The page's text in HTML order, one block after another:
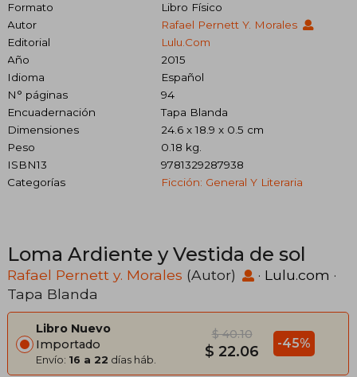
Formato
Libro Físico
Autor
Rafael Pernett Y. Morales
Editorial
Lulu.com
Año
2015
Idioma
Español
N° páginas
94
Encuadernación
Tapa Blanda
Dimensiones
24.6 x 18.9 x 0.5 cm
Peso
0.18 kg.
ISBN13
9781329287938
Categorías
Ficción: General Y Literaria
Loma Ardiente y Vestida de sol
Rafael Pernett y. Morales (Autor) · Lulu.com ·
Tapa Blanda
Libro Nuevo
Importado
Envío: 16 a 22 días háb.
$ 40.10
$ 22.06 -45%